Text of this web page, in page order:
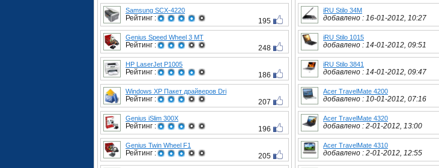
Samsung SCX-4220
Рейтинг : 195
Genius Speed Wheel 3 MT
Рейтинг : 248
HP LaserJet P1005
Рейтинг : 186
Windows XP Пакет драйверов Dri
Рейтинг : 207
Genius iSlim 300X
Рейтинг : 196
Genius Twin Wheel F1
Рейтинг : 205
iRU Stilo 34M
добавлено : 16-01-2012, 10:27
iRU Stilo 1015
добавлено : 14-01-2012, 09:51
iRU Stilo 3841
добавлено : 14-01-2012, 09:47
Acer TravelMate 4200
добавлено : 10-01-2012, 07:16
Acer TravelMate 4320
добавлено : 2-01-2012, 13:00
Acer TravelMate 4310
добавлено : 2-01-2012, 12:55